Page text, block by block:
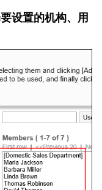
设置的机构、用